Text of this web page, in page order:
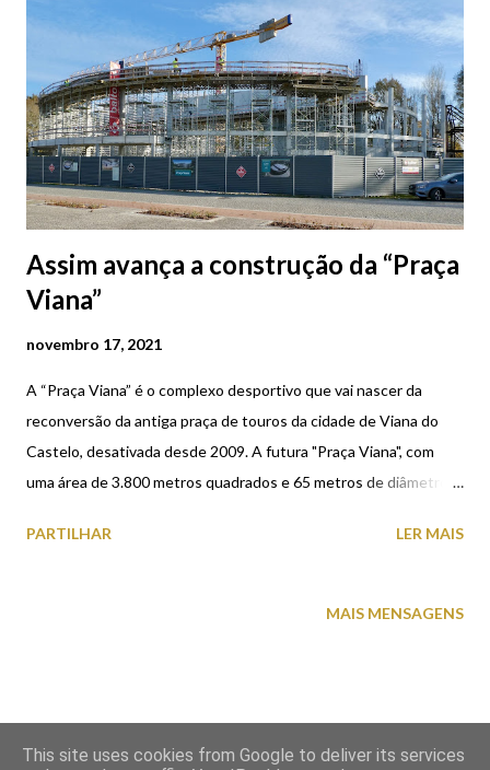
EPHEMERA enviou aos membros da Associação Cultural
Ephemera uma mensagem diária sobre os fundos do arquivo.
Para além de pretendermos distrair — objectivo não irrelevante
nesses dias cinzentos, solitários e de medo — queríamos
também mostrar a diversidade dos fundos e o trabalho colectivo
do seu tratamento, usando exemplos do que por cá está,
tratados por quem...
Assim avança a construção da “Praça
Viana”
novembro 17, 2021
A “Praça Viana” é o complexo desportivo que vai nascer da
reconversão da antiga praça de touros da cidade de Viana do
Castelo, desativada desde 2009. A futura "Praça Viana", com
uma área de 3.800 metros quadrados e 65 metros de diâmetro,
prazo de execução de 18 meses. Depois de concluída vai estar
ginástica, esgrima, patinagem artística, hóquei em patins e
PARTILHAR LER MAIS
MAIS MENSAGENS
This site uses cookies from Google to deliver its services